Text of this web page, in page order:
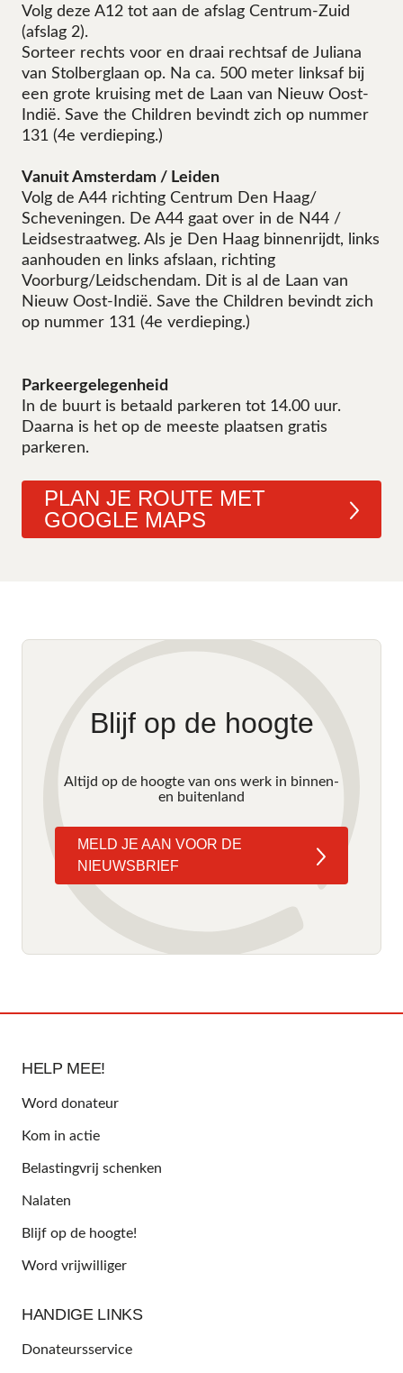
Volg deze A12 tot aan de afslag Centrum-Zuid
(afslag 2).
Sorteer rechts voor en draai rechtsaf de Juliana
van Stolberglaan op. Na ca. 500 meter linksaf bij
een grote kruising met de Laan van Nieuw Oost-
Indië. Save the Children bevindt zich op nummer
131 (4e verdieping.)
Vanuit Amsterdam / Leiden
Volg de A44 richting Centrum Den Haag/
Scheveningen. De A44 gaat over in de N44 /
Leidsestraatweg. Als je Den Haag binnenrijdt, links
aanhouden en links afslaan, richting
Voorburg/Leidschendam. Dit is al de Laan van
Nieuw Oost-Indië. Save the Children bevindt zich
op nummer 131 (4e verdieping.)
Parkeergelegenheid
In de buurt is betaald parkeren tot 14.00 uur.
Daarna is het op de meeste plaatsen gratis
parkeren.
PLAN JE ROUTE MET
GOOGLE MAPS
Blijf op de hoogte
Altijd op de hoogte van ons werk in binnen-
en buitenland
MELD JE AAN VOOR DE
NIEUWSBRIEF
HELP MEE!
Word donateur
Kom in actie
Belastingvrij schenken
Nalaten
Blijf op de hoogte!
Word vrijwilliger
HANDIGE LINKS
Donateursservice